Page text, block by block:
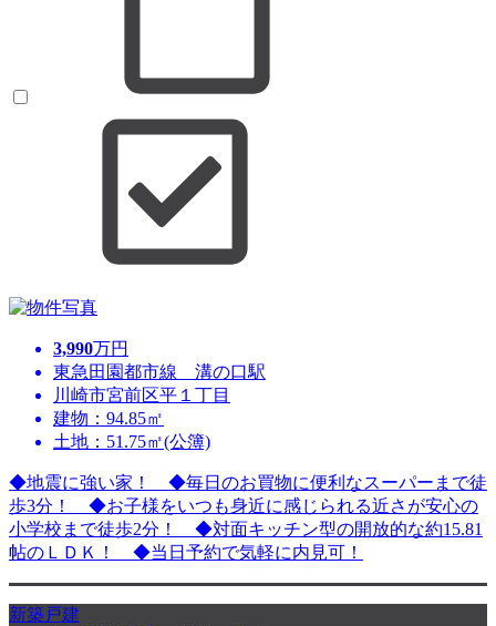
3,990万円
東急田園都市線 溝の口駅
川崎市宮前区平１丁目
建物：94.85㎡
土地：51.75㎡(公簿)
◆地震に強い家！ ◆毎日のお買物に便利なスーパーまで徒
歩3分！ ◆お子様をいつも身近に感じられる近さが安心の
小学校まで徒歩2分！ ◆対面キッチン型の開放的な約15.81
帖のＬＤＫ！ ◆当日予約で気軽に内見可！
新築戸建